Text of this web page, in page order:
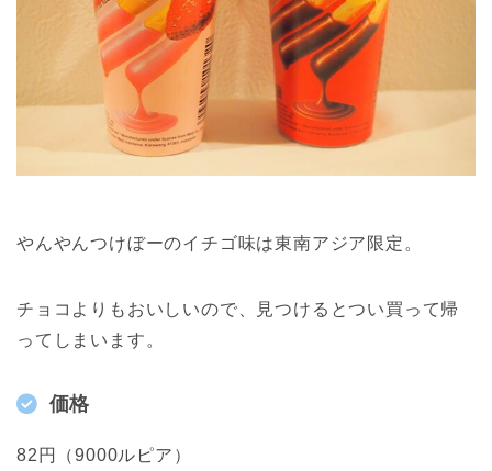
やんやんつけぼーのイチゴ味は東南アジア限定。
チョコよりもおいしいので、見つけるとつい買って帰
ってしまいます。
価格
82円（9000ルピア）